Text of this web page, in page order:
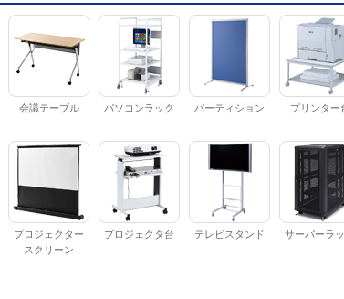
会議テーブル パソコンラック パーティション プリンター
プロジェクター
スクリーン
プロジェクタ台 テレビスタンド サーバーラ